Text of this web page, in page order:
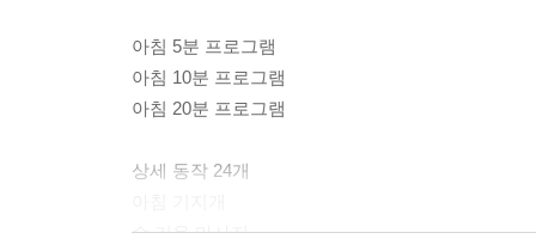
아침 5분 프로그램
아침 10분 프로그램
아침 20분 프로그램
상세 동작 24개
수 기운 마사지